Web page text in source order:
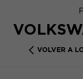
VOLVER A